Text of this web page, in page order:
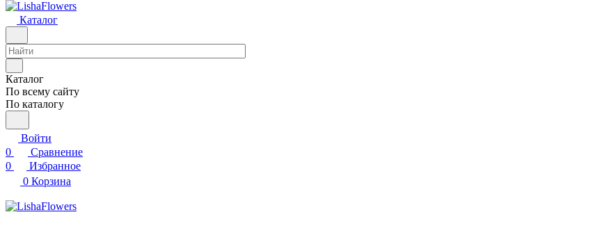
Каталог
Каталог
По всему сайту
По каталогу
Войти
0
Сравнение
0
Избранное
0 Корзина